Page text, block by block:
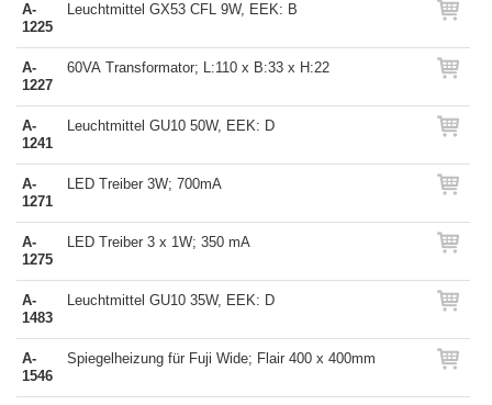
A-
1225
Leuchtmittel GX53 CFL 9W, EEK: B
A-
1227
60VA Transformator; L:110 x B:33 x H:22
A-
1241
Leuchtmittel GU10 50W, EEK: D
A-
1271
LED Treiber 3W; 700mA
A-
1275
LED Treiber 3 x 1W; 350 mA
A-
1483
Leuchtmittel GU10 35W, EEK: D
A-
1546
Spiegelheizung für Fuji Wide; Flair 400 x 400mm